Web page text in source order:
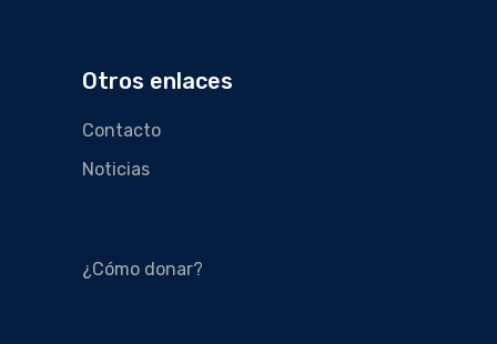
Otros enlaces
Contacto
Noticias
¿Cómo donar?